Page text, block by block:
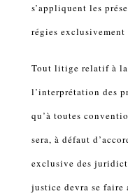
s’appliquent les
régies
Tout litige relatif à la
l’interprétation des
qu’à toutes
sera, à défaut
exclusive des
justice devra se faire